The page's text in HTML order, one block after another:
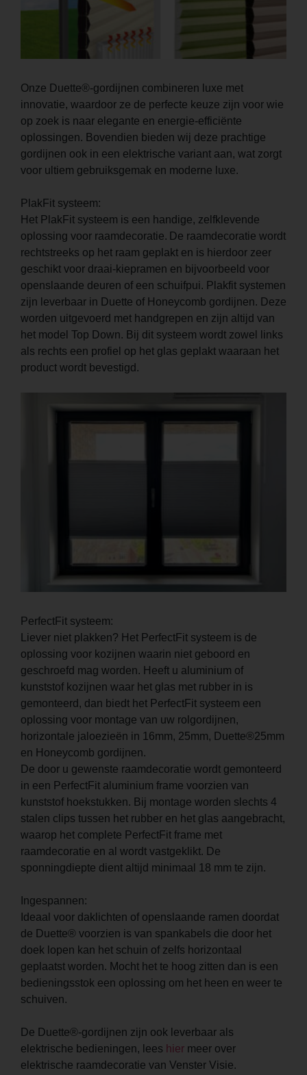
Onze Duette®-gordijnen combineren luxe met
innovatie, waardoor ze de perfecte keuze zijn voor wie
op zoek is naar elegante en energie-efficiënte
oplossingen. Bovendien bieden wij deze prachtige
gordijnen ook in een elektrische variant aan, wat zorgt
voor ultiem gebruiksgemak en moderne luxe.
PlakFit systeem:
Het PlakFit systeem is een handige, zelfklevende
oplossing voor raamdecoratie. De raamdecoratie wordt
rechtstreeks op het raam geplakt en is hierdoor zeer
geschikt voor draai-kiepramen en bijvoorbeeld voor
openslaande deuren of een schuifpui. Plakfit systemen
zijn leverbaar in Duette of Honeycomb gordijnen. Deze
worden uitgevoerd met handgrepen en zijn altijd van
het model Top Down. Bij dit systeem wordt zowel links
als rechts een profiel op het glas geplakt waaraan het
product wordt bevestigd.
PerfectFit systeem:
Liever niet plakken? Het PerfectFit systeem is de
oplossing voor kozijnen waarin niet geboord en
geschroefd mag worden. Heeft u aluminium of
kunststof kozijnen waar het glas met rubber in is
gemonteerd, dan biedt het PerfectFit systeem een
oplossing voor montage van uw rolgordijnen,
horizontale jaloezieën in 16mm, 25mm, Duette®25mm
en Honeycomb gordijnen.
De door u gewenste raamdecoratie wordt gemonteerd
in een PerfectFit aluminium frame voorzien van
kunststof hoekstukken. Bij montage worden slechts 4
stalen clips tussen het rubber en het glas aangebracht,
waarop het complete PerfectFit frame met
raamdecoratie en al wordt vastgeklikt. De
sponningdiepte dient altijd minimaal 18 mm te zijn.
Ingespannen:
Ideaal voor daklichten of openslaande ramen doordat
de Duette® voorzien is van spankabels die door het
doek lopen kan het schuin of zelfs horizontaal
geplaatst worden. Mocht het te hoog zitten dan is een
bedieningsstok een oplossing om het heen en weer te
schuiven.
De Duette®-gordijnen zijn ook leverbaar als
elektrische bedieningen, lees hier meer over
elektrische raamdecoratie van Venster Visie.